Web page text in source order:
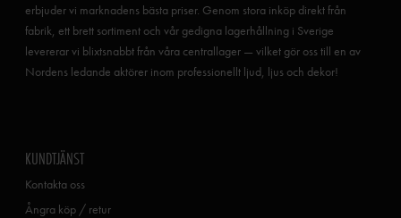
erbjuder vi marknadens bästa priser. Genom stora inköp direkt från
fabrik, ett brett sortiment och vår gedigna lagerhållning i Sverige
levererar vi blixtsnabbt från våra centrallager — vilket gör oss till en av
Nordens ledande aktörer inom professionellt ljud, ljus och dekor!
KUNDTJÄNST
Kontakta oss
Ångra köp / retur